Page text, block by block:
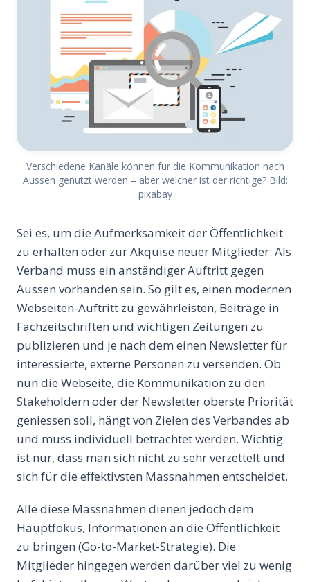
Verschiedene Kanäle können für die Kommunikation nach
Aussen genutzt werden – aber welcher ist der richtige? Bild:
pixabay
Sei es, um die Aufmerksamkeit der Öffentlichkeit
zu erhalten oder zur Akquise neuer Mitglieder: Als
Verband muss ein anständiger Auftritt gegen
Aussen vorhanden sein. So gilt es, einen modernen
Webseiten-Auftritt zu gewährleisten, Beiträge in
Fachzeitschriften und wichtigen Zeitungen zu
publizieren und je nach dem einen Newsletter für
interessierte, externe Personen zu versenden. Ob
nun die Webseite, die Kommunikation zu den
Stakeholdern oder der Newsletter oberste Priorität
geniessen soll, hängt von Zielen des Verbandes ab
und muss individuell betrachtet werden. Wichtig
ist nur, dass man sich nicht zu sehr verzettelt und
sich für die effektivsten Massnahmen entscheidet.
Alle diese Massnahmen dienen jedoch dem
Hauptfokus, Informationen an die Öffentlichkeit
zu bringen (Go-to-Market-Strategie). Die
Mitglieder hingegen werden darüber viel zu wenig